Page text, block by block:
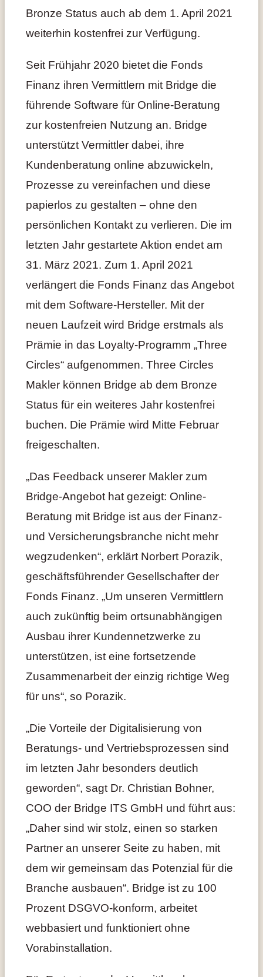
Bronze Status auch ab dem 1. April 2021
weiterhin kostenfrei zur Verfügung.
Seit Frühjahr 2020 bietet die Fonds
Finanz ihren Vermittlern mit Bridge die
führende Software für Online-Beratung
zur kostenfreien Nutzung an. Bridge
unterstützt Vermittler dabei, ihre
Kundenberatung online abzuwickeln,
Prozesse zu vereinfachen und diese
papierlos zu gestalten – ohne den
persönlichen Kontakt zu verlieren. Die im
letzten Jahr gestartete Aktion endet am
31. März 2021. Zum 1. April 2021
verlängert die Fonds Finanz das Angebot
mit dem Software-Hersteller. Mit der
neuen Laufzeit wird Bridge erstmals als
Prämie in das Loyalty-Programm „Three
Circles“ aufgenommen. Three Circles
Makler können Bridge ab dem Bronze
Status für ein weiteres Jahr kostenfrei
buchen. Die Prämie wird Mitte Februar
freigeschalten.
„Das Feedback unserer Makler zum
Bridge-Angebot hat gezeigt: Online-
Beratung mit Bridge ist aus der Finanz-
und Versicherungsbranche nicht mehr
wegzudenken“, erklärt Norbert Porazik,
geschäftsführender Gesellschafter der
Fonds Finanz. „Um unseren Vermittlern
auch zukünftig beim ortsunabhängigen
Ausbau ihrer Kundennetzwerke zu
unterstützen, ist eine fortsetzende
Zusammenarbeit der einzig richtige Weg
für uns“, so Porazik.
„Die Vorteile der Digitalisierung von
Beratungs- und Vertriebsprozessen sind
im letzten Jahr besonders deutlich
geworden“, sagt Dr. Christian Bohner,
COO der Bridge ITS GmbH und führt aus:
„Daher sind wir stolz, einen so starken
Partner an unserer Seite zu haben, mit
dem wir gemeinsam das Potenzial für die
Branche ausbauen“. Bridge ist zu 100
Prozent DSGVO-konform, arbeitet
webbasiert und funktioniert ohne
Vorabinstallation.